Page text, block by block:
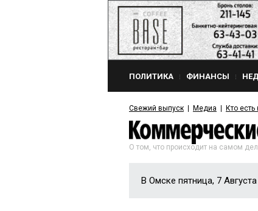
ПОЛИТИКА ФИНАНСЫ
Свежий выпуск Медиа Кто есть
О том, что происходит на самом
В Омске пятница, 7 Августа